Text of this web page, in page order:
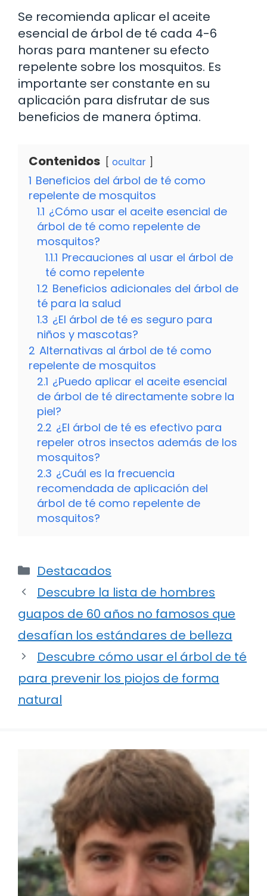
Se recomienda aplicar el aceite
esencial de árbol de té cada 4-6
horas para mantener su efecto
repelente sobre los mosquitos. Es
importante ser constante en su
aplicación para disfrutar de sus
beneficios de manera óptima.
Contenidos ocultar
1 Beneficios del árbol de té como
repelente de mosquitos
1.1 ¿Cómo usar el aceite esencial de
árbol de té como repelente de
mosquitos?
1.1.1 Precauciones al usar el árbol de
té como repelente
1.2 Beneficios adicionales del árbol de
té para la salud
1.3 ¿El árbol de té es seguro para
niños y mascotas?
2 Alternativas al árbol de té como
repelente de mosquitos
2.1 ¿Puedo aplicar el aceite esencial
de árbol de té directamente sobre la
piel?
2.2 ¿El árbol de té es efectivo para
repeler otros insectos además de los
mosquitos?
2.3 ¿Cuál es la frecuencia
recomendada de aplicación del
árbol de té como repelente de
mosquitos?
Categorías
Destacados
Descubre la lista de hombres
guapos de 60 años no famosos que
desafían los estándares de belleza
Descubre cómo usar el árbol de té
para prevenir los piojos de forma
natural